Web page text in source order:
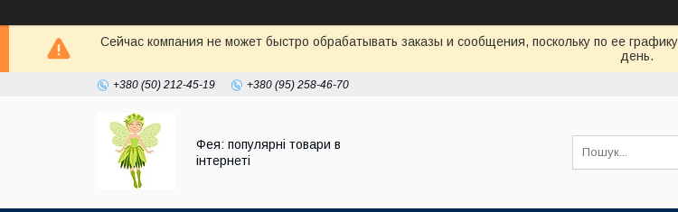
Сейчас компания не может быстро обрабатывать заказы и сообщения, поскольку по ее
день.
+380 (50) 212-45-19 +380 (95) 258-46-70
Фея: популярні товари в
інтернеті